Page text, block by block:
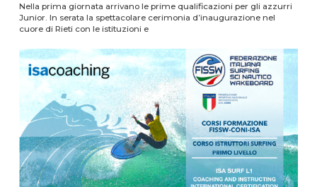
Nella prima giornata arrivano le prime qualificazioni per gli azzurri
Junior. In serata la spettacolare cerimonia d’inaugurazione nel
cuore di Rieti con le istituzioni e